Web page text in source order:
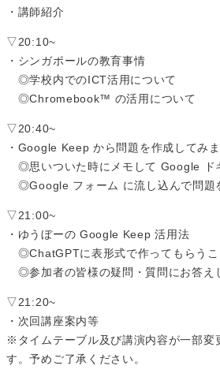
・講師紹介
▽20:10~
・シンガポールの教育事情
◎学校内でのICT活用について
◎Chromebook™️ の活用について
▽20:40~
・Google Keep から問題を作成してみ
◎思いついた時にメモして Google ド
◎Google フォーム に流し込んで問題
▽21:00~
・ゆうぼーの Google Keep 活用法
◎ChatGPTに表形式で作ってもらうこ
◎参加者の皆様の疑問・質問にお答え
▽21:20~
・次回講座案内等
※タイムテーブル及び講演内容が一部変
す。予めご了承ください。